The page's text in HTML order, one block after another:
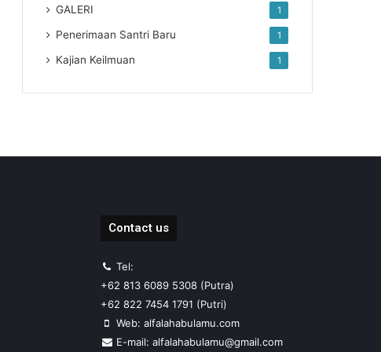
GALERI 1
Penerimaan Santri Baru 1
Kajian Keilmuan 1
Contact us
Tel:
+62 813 6089 5308 (Putra)
+62 822 7454 1791 (Putri)
Web: alfalahabulamu.com
E-mail: alfalahabulamu@gmail.com